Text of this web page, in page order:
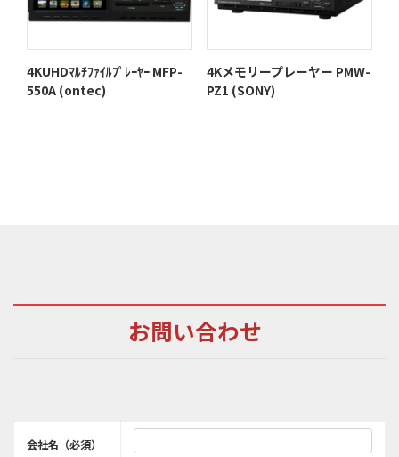
4KUHDﾏﾙﾁﾌｧｲﾙﾌﾟﾚｰﾔｰ MFP-
550A (ontec)
4Kメモリープレーヤー PMW-
PZ1 (SONY)
お問い合わせ
会社名（必須）